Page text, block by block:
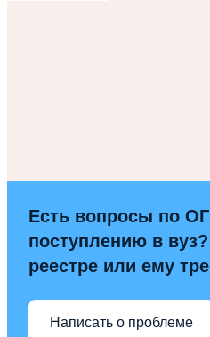
Есть вопросы по
поступлению в
реестре или ему
Написать о проблеме